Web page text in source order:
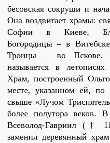
бесовская сокруши и
Она воздвигает храмы:
Софии в Киеве,
Богородицы – в
Троицы – во Пскове.
называется в
Храм, построенный
месте, указанном ей, по
свыше «Лучом
более полутора веков.
Всеволод-Гавриил (†
заменил деревянный